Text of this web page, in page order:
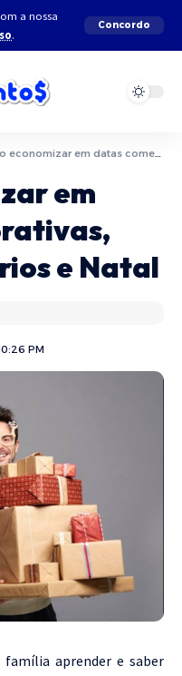
a nossa
.
Concordo
em datas comemorativas, como aniversários e Natal
em
e Natal
PM
aprender e saber